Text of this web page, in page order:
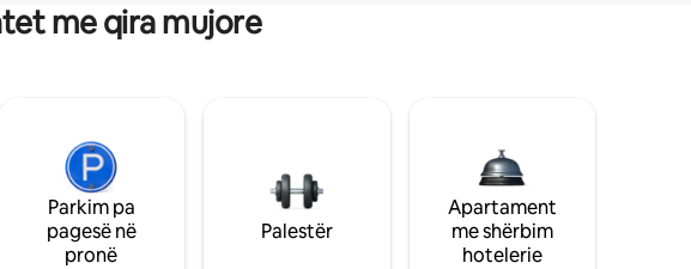
me qira mujore
Parkim pa
pagesë në
pronë
Palestër
Apartament
me shërbim
hotelerie